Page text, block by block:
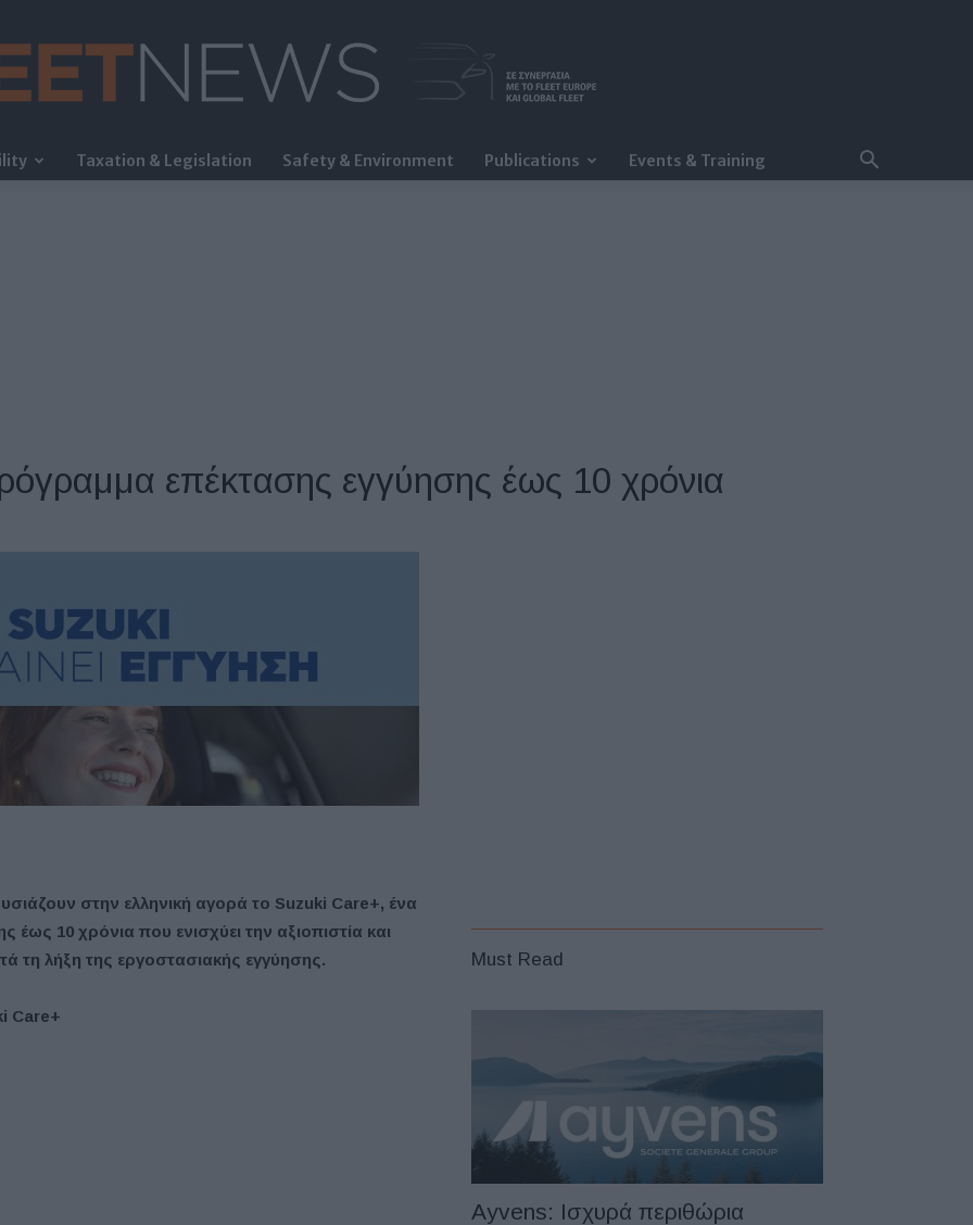
FleetNews
Taxation & Legislation Safety & Environment Publications Events & Training
επέκτασης εγγύησης έως 10 χρόνια
στην ελληνική αγορά το Suzuki Care+, ένα
10 χρόνια που ενισχύει την αξιοπιστία και
τη λήξη της εργοστασιακής εγγύησης.
Care+
Must Read
Ayvens: Iσχυρά περιθώρια